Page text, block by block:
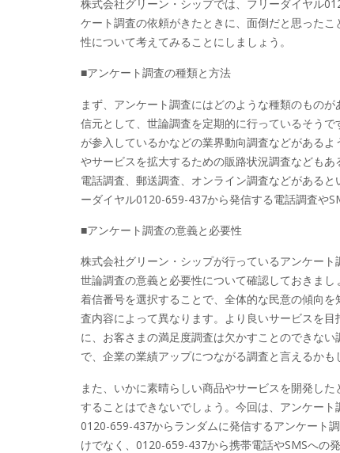
株式会社グリーン・シップでは、フリーダイヤル
ケート調査の依頼がきたときに、面倒だと思った
性について考えてみることにしましょう。
■アンケート調査の種類と方法
まず、アンケート調査にはどのような種類のもの
信元として、世論調査を定期的に行っているそう
が参入しているかなどの業界動向調査などがある
やサービスを拡大するための販路状況調査なども
電話調査、郵送調査、オンライン調査などがある
ーダイヤル0120-659-437から発信する電話調査や
■アンケート調査の意義と必要性
株式会社グリーン・シップが行っているアンケー
世論調査の意義と必要性について確認しておきま
着信番号を選択することで、全体的な民意の傾向
査内容によって異なります。より良いサービスを
に、お客さまの満足度調査は欠かすことのできな
で、企業の業績アップにつながる調査と言えるかも
また、いかに素晴らしい商品やサービスを開発し
することはできないでしょう。今回は、アンケー
0120-659-437からランダムに発信するアンケート
けでなく、0120-659-437から携帯電話やSMSへの